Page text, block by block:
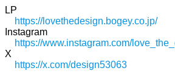
LP
https://lovethedesign.bogey.co.jp/
Instagram
https://www.instagram.com/
X
https://x.com/design53063